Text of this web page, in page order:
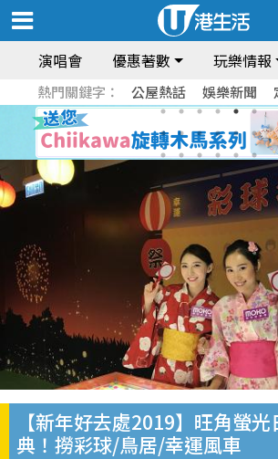
演唱會 優惠著數 玩樂情報
熱門關鍵字： 公屋熱話 娛樂新聞
【新年好去處2019】旺角螢
典！撈彩球/鳥居/幸運風車